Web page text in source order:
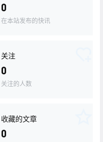
0
在本站发布的快讯
关注
0
关注的人数
收藏的文章
0